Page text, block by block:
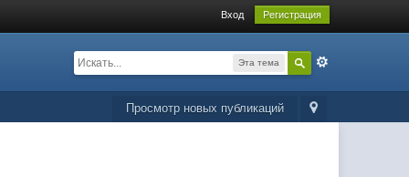
Вход Регистрация
Эта тема
Просмотр новых публикаций